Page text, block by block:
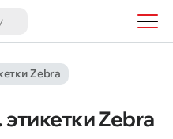
Zebra
Zebra